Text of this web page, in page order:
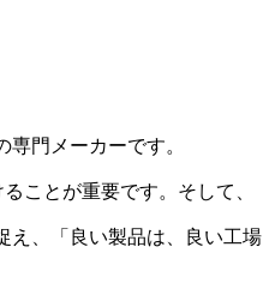
門メーカーです。
ことが重要です。そして、
え、「良い製品は、良い工場